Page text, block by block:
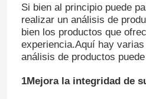
Si bien al principio puede
realizar un análisis de
bien los productos que
experiencia.Aquí hay
análisis de productos
1Mejora la integridad de